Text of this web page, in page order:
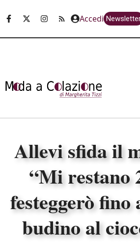
Accedi
Allevi sfida il
“Mi restano
festeggerò fino
budino al